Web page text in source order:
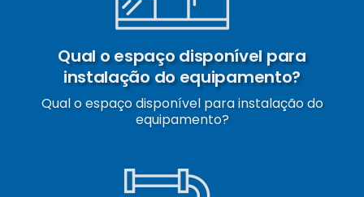
Qual o espaço disponível para
instalação do equipamento?
Qual o espaço disponível para instalação do
equipamento?